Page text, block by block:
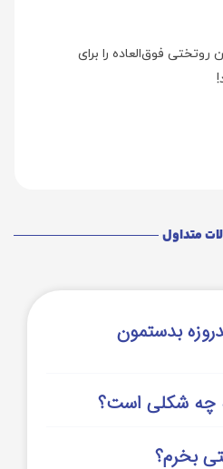
روتختی فوق‌العاده را برای
متداول
بدستمون
چه شکلی است؟
بخرم؟